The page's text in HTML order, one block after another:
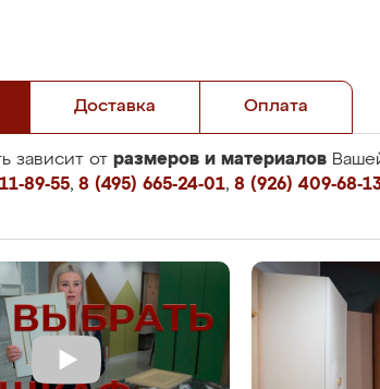
Доставка Оплата
зависит от размеров и материалов
89-55, 8 (495) 665-24-01, 8 (926) 409-68-